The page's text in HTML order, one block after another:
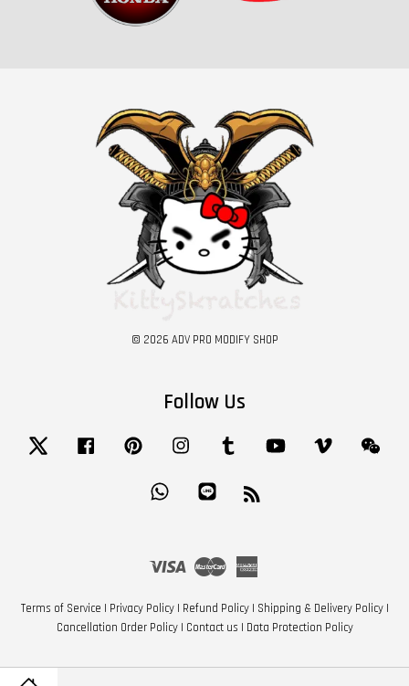
© 2026 ADV PRO MODIFY SHOP
Follow Us
Twitter Facebook Pinterest Instagram Tumblr YouTube Vimeo
Whatsapp
Visa Master
Terms of Service | Privacy Policy| Refund Policy| Shipping & Delivery Policy|
Cancellation Order Policy| Contact us | Data Protection Policy